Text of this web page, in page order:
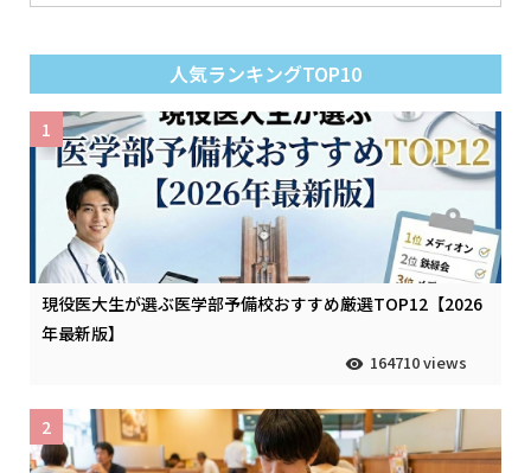
人気ランキングTOP10
現役医大生が選ぶ医学部予備校おすすめ厳選TOP12【2026
年最新版】
164710 views
1
2